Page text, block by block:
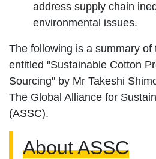
address supply chain
environmental issues.
The following is a summary of
entitled "Sustainable Cotton
Sourcing" by Mr Takeshi
The Global Alliance for
(ASSC).
About ASSC